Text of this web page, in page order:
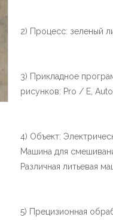
2) Процесс: зеленый
3) Прикладное
рисунков: Pro / E,
4) Объект:
Машина для
Различная литьевая
5) Прецизионная